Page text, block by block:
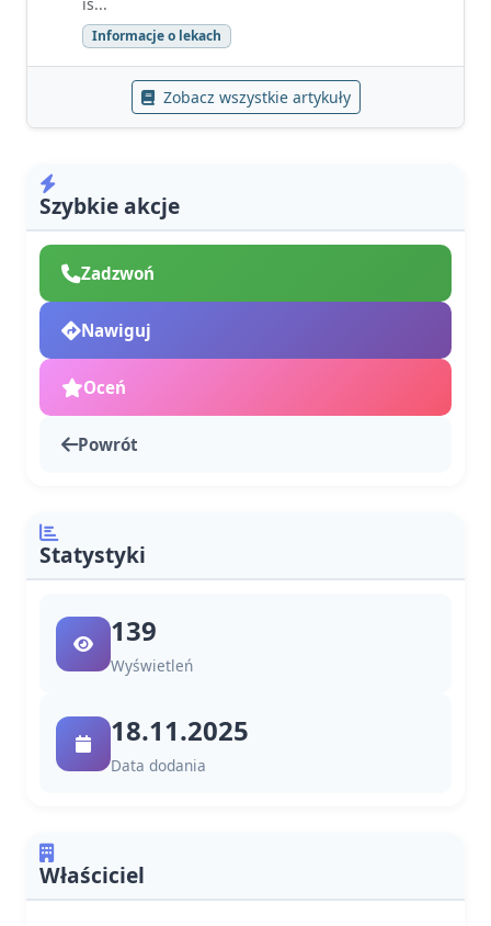
Informacje o lekach
Zobacz wszystkie artykuły
Szybkie akcje
Zadzwoń
Nawiguj
Oceń
Powrót
Statystyki
139
Wyświetleń
18.11.2025
Data dodania
Właściciel